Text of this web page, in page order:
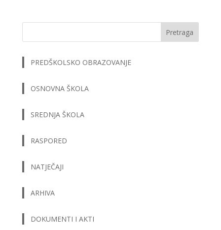
Pretraga
PREDŠKOLSKO OBRAZOVANJE
OSNOVNA ŠKOLA
SREDNJA ŠKOLA
RASPORED
NATJEČAJI
ARHIVA
DOKUMENTI I AKTI